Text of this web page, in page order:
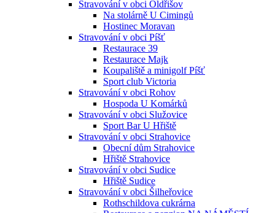
Stravování v obci Oldřišov
Na stolárně U Cimingů
Hostinec Moravan
Stravování v obci Píšť
Restaurace 39
Restaurace Majk
Koupaliště a minigolf Píšť
Sport club Victoria
Stravování v obci Rohov
Hospoda U Komárků
Stravování v obci Služovice
Sport Bar U Hřiště
Stravování v obci Strahovice
Obecní dům Strahovice
Hřiště Strahovice
Stravování v obci Sudice
Hřiště Sudice
Stravování v obci Šilheřovice
Rothschildova cukrárna